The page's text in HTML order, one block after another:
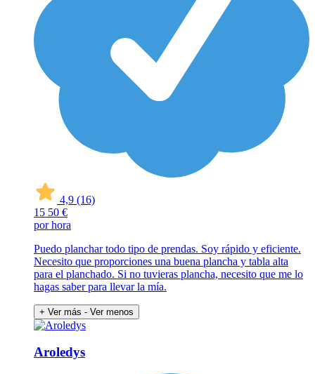
4,9 (16)
15 50 €
por hora
Puedo planchar todo tipo de prendas. Soy rápido y eficiente.
Necesito que proporciones una buena plancha y tabla alta
para el planchado. Si no tuvieras plancha, necesito que me lo
hagas saber para llevar la mía.
+ Ver más - Ver menos
Aroledys